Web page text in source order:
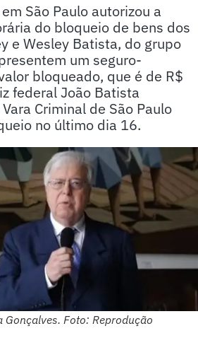
São Paulo autorizou a
do bloqueio de bens dos
e Wesley Batista, do grupo
um seguro-
bloqueado, que é de R$
federal João Batista
Criminal de São Paulo
no último dia 16.
Gonçalves. Foto: Reprodução